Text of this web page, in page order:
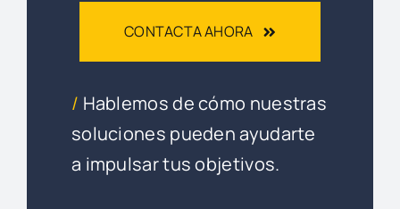
CONTACTA AHORA
/ Hablemos de cómo nuestras
soluciones pueden ayudarte
a impulsar tus objetivos.